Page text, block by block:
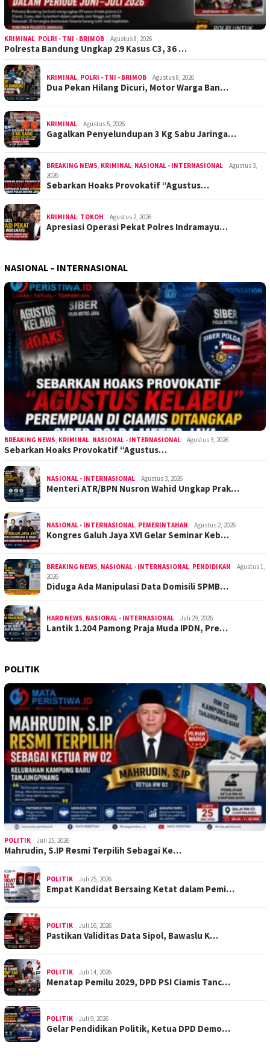
KRIMINAL POLRI - TNI - BRIMOB Agustus 8, 2026
Polresta Bandung Ungkap 29 Kasus C3, 36 …
KRIMINAL POLRI - TNI - BRIMOB Agustus 8, 2026
Dua Pekan Hilang Dicuri, Motor Warga Ban…
KRIMINAL Agustus 5, 2026
Gagalkan Penyelundupan 3 Kg Sabu Jaringa…
BREAKING NEWS KRIMINAL NASIONAL - INTERNASIONAL
Agustus 3,
2026
Sebarkan Hoaks Provokatif “Agustus…
KRIMINAL TOKOH Agustus 2, 2026
Apresiasi Operasi Pekat Polres Indramayu…
NASIONAL – INTERNASIONAL
BREAKING NEWS KRIMINAL NASIONAL - INTERNASIONAL Agustus 3, 2026
Sebarkan Hoaks Provokatif “Agustus…
NASIONAL - INTERNASIONAL Agustus 3, 2026
Menteri ATR/BPN Nusron Wahid Ungkap Prak…
NASIONAL - INTERNASIONAL PEMERINTAHAN Agustus 2, 2026
Kongres Galuh Jaya XVI Gelar Seminar Keb…
BREAKING NEWS NASIONAL - INTERNASIONAL PENDIDIKAN
Agustus 1,
2026
Diduga Ada Manipulasi Data Domisili SPMB…
HARD NEWS NASIONAL - INTERNASIONAL Juli 29, 2026
Lantik 1.204 Pamong Praja Muda IPDN, Pre…
POLITIK
POLITIK Juli 25, 2026
Mahrudin, S.IP Resmi Terpilih Sebagai Ke…
POLITIK Juli 25, 2026
Empat Kandidat Bersaing Ketat dalam Pemi…
POLITIK Juli 16, 2026
Pastikan Validitas Data Sipol, Bawaslu K…
POLITIK Juli 14, 2026
Menatap Pemilu 2029, DPD PSI Ciamis Tanc…
POLITIK Juli 9, 2026
Gelar Pendidikan Politik, Ketua DPD Demo…